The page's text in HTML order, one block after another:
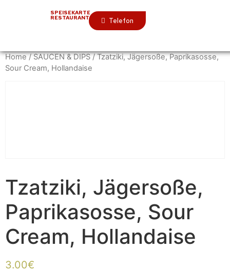
SPEISEKARTE
RESTAURANT Telefon
Home/SAUCEN & DIPS/ Tzatziki, Jägersoße, Paprikasosse,
Sour Cream, Hollandaise
Tzatziki, Jägersoße,
Paprikasosse, Sour
Cream, Hollandaise
3.00€